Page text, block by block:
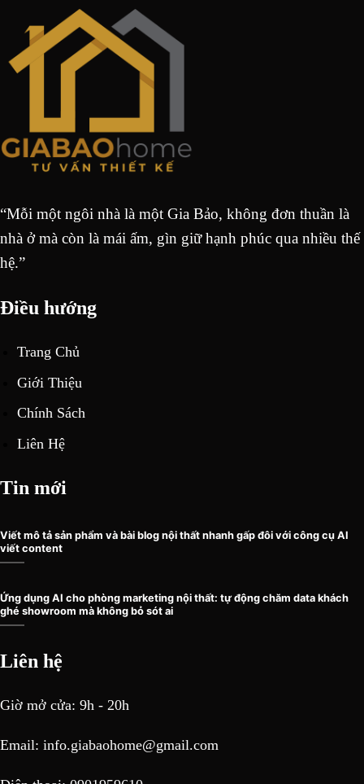
“Mỗi một ngôi nhà là một Gia Bảo, không đơn thuần là
nhà ở mà còn là mái ấm, gìn giữ hạnh phúc qua nhiều thế
hệ.”
Điều hướng
Trang Chủ
Giới Thiệu
Chính Sách
Liên Hệ
Tin mới
Viết mô tả sản phẩm và bài blog nội thất nhanh gấp đôi với công cụ AI
viết content
Ứng dụng AI cho phòng marketing nội thất: tự động chăm data khách
ghé showroom mà không bỏ sót ai
Liên hệ
Giờ mở cửa: 9h - 20h
Email: info.giabaohome@gmail.com